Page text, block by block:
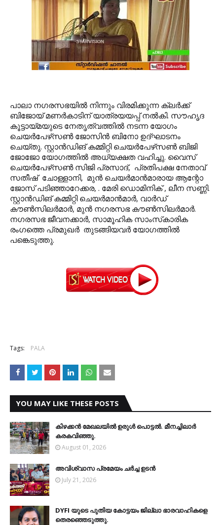
പാലാ നഗരസഭയില്‍ നിന്നും വിരമിക്കുന്ന ക്ലര്‍ക്ക്
ബിജോയ് മണര്‍കാടിന് യാത്രയയപ്പ് നല്‍കി. സൗഹൃദ
കൂട്ടായ്മയുടെ നേതൃത്വത്തില്‍ നടന്ന യോഗം
ചെയര്‍പേഴ്‌സണ്‍ ജോസിന്‍ ബിനോ ഉദ്ഘാടനം
ചെയ്തു. സ്റ്റാന്‍ഡിങ് കമ്മിറ്റി ചെയര്‍പേഴ്‌സണ്‍ ബിജി
ജോജോ യോഗത്തില്‍ അധ്യക്ഷത വഹിച്ചു. വൈസ്
ചെയര്‍പേഴ്‌സണ്‍ സിജി പ്രസാദ്, പ്രതിപക്ഷ നേതാവ്
സതീഷ് ചോള്ളാനി, മുന്‍ ചെയര്‍മാന്‍മാരായ ആന്റോ
ജോസ് പടിഞ്ഞാറേക്കര, . മേരി ഡൊമിനിക് , ലീന സണ്ണി.
സ്റ്റാന്‍ഡിങ് കമ്മിറ്റി ചെയര്‍മാന്‍മാര്‍, വാര്‍ഡ്
കൗണ്‍സിലര്‍മാര്‍, മുന്‍ നഗരസഭ കൗണ്‍സിലര്‍മാര്‍.
നഗരസഭ ജീവനക്കാര്‍, സാമൂഹിക സാംസ്‌കാരിക
രംഗത്തെ പ്രമുഖര്‍ തുടങ്ങിയവര്‍ യോഗത്തില്‍
പങ്കെടുത്തു.
Tags: PALA
YOU MAY LIKE THESE POSTS
കിഴക്കന്‍ മേഖലയില്‍ ഉരുള്‍ പൊട്ടല്‍. മീനച്ചിലാര്‍
കരകവിഞ്ഞു.
August 01, 2026
അവിശ്വാസ പ്രമേയം ചര്‍ച്ച ഉടന്‍
July 21, 2026
DYFI യുടെ പുതിയ കോട്ടയം ജില്ലാ ഭാരവാഹികളെ
തെരഞ്ഞെടുത്തു.